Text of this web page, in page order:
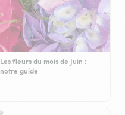
Les fleurs du mois de Juin :
notre guide